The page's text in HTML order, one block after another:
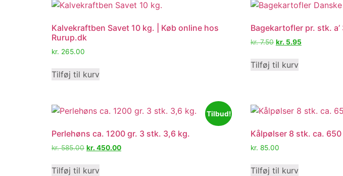
Kalvekraftben Savet 10 kg. | Køb online hos
Rurup.dk
kr. 265.00
Tilføj til kurv
Bagekartofler pr. stk. a’
kr.7.50 kr. 5.95
Tilføj til kurv
Tilbud!
Perlehøns ca. 1200 gr. 3 stk. 3,6 kg.
kr.585.00 kr. 450.00
Tilføj til kurv
Kålpølser 8 stk. ca. 650
kr. 85.00
Tilføj til kurv